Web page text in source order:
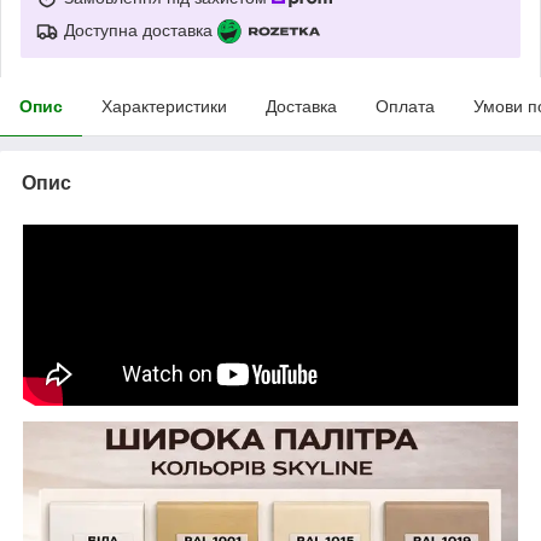
Доступна доставка
Опис Характеристики Доставка Оплата Умови
Опис